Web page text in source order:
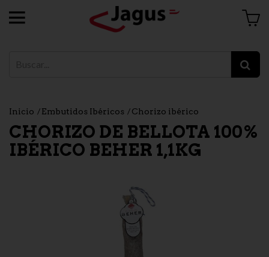
Inicio Embutidos Ibéricos Chorizo ibérico
CHORIZO DE BELLOTA 100%
IBÉRICO BEHER 1,1KG